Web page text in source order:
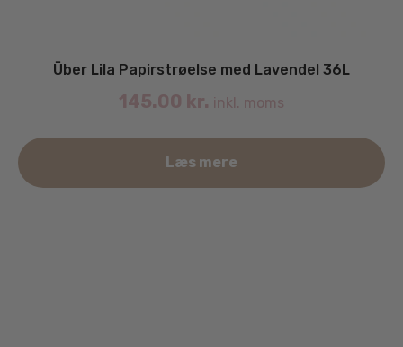
Über Lila Papirstrøelse med Lavendel 36L
145.00 kr. inkl. moms
Læs mere